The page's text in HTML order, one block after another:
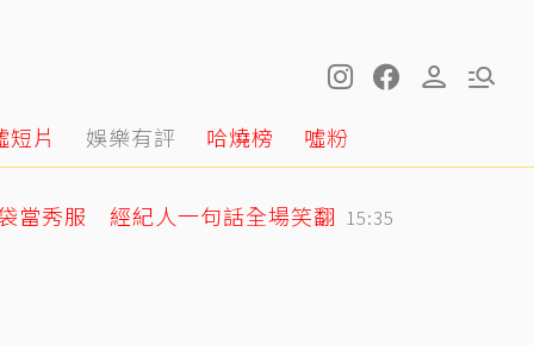
短片 娛樂有評 哈燒榜 噓粉
當秀服 經紀人一句話全場笑翻 15:35